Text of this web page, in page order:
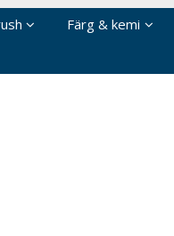
Färg & kemi